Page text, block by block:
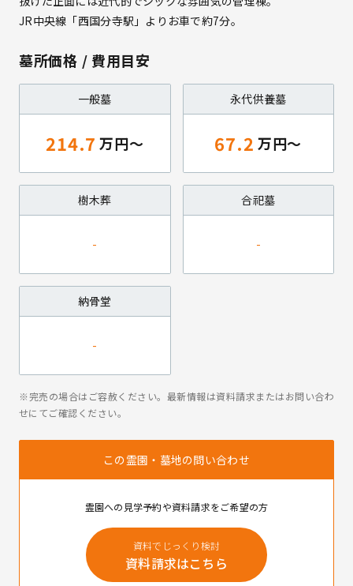
JR中央線「西国分寺駅」よりお車で約7分。
墓所価格 / 費用目安
一般墓
214.7
永代供養墓
67.2
樹木葬 合祀墓
納骨堂
※完売の場合はご容赦ください。最新情報は資料請求またはお問い合わ
せにてご確認ください。
この霊園・墓地の問い合わせ
霊園への見学予約や資料請求をご希望の方
資料でじっくり検討
資料請求はこちら